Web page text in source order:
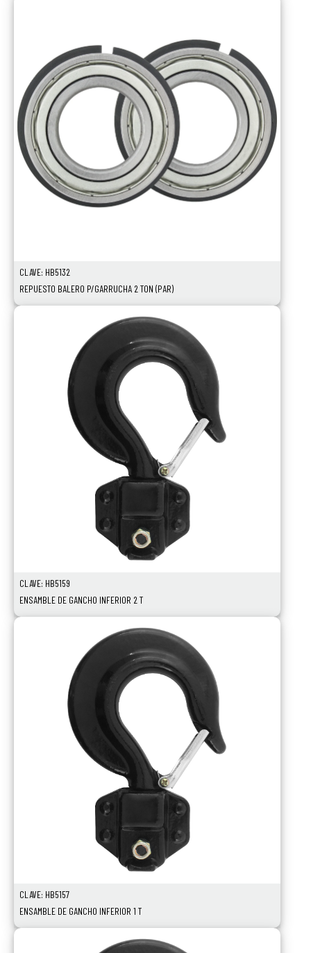
CLAVE: HB5132
REPUESTO BALERO P/GARRUCHA 2 TON (PAR)
CLAVE: HB5159
ENSAMBLE DE GANCHO INFERIOR 2 T
CLAVE: HB5157
ENSAMBLE DE GANCHO INFERIOR 1 T